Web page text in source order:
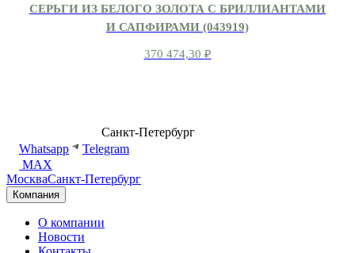
СЕРЬГИ ИЗ БЕЛОГО ЗОЛОТА С БРИЛЛИАНТАМИ
И САПФИРАМИ (043919)
370 474,30 ₽
Санкт-Петербург
Whatsapp
Telegram
MAX
МоскваСанкт-Петербург
Компания
О компании
Новости